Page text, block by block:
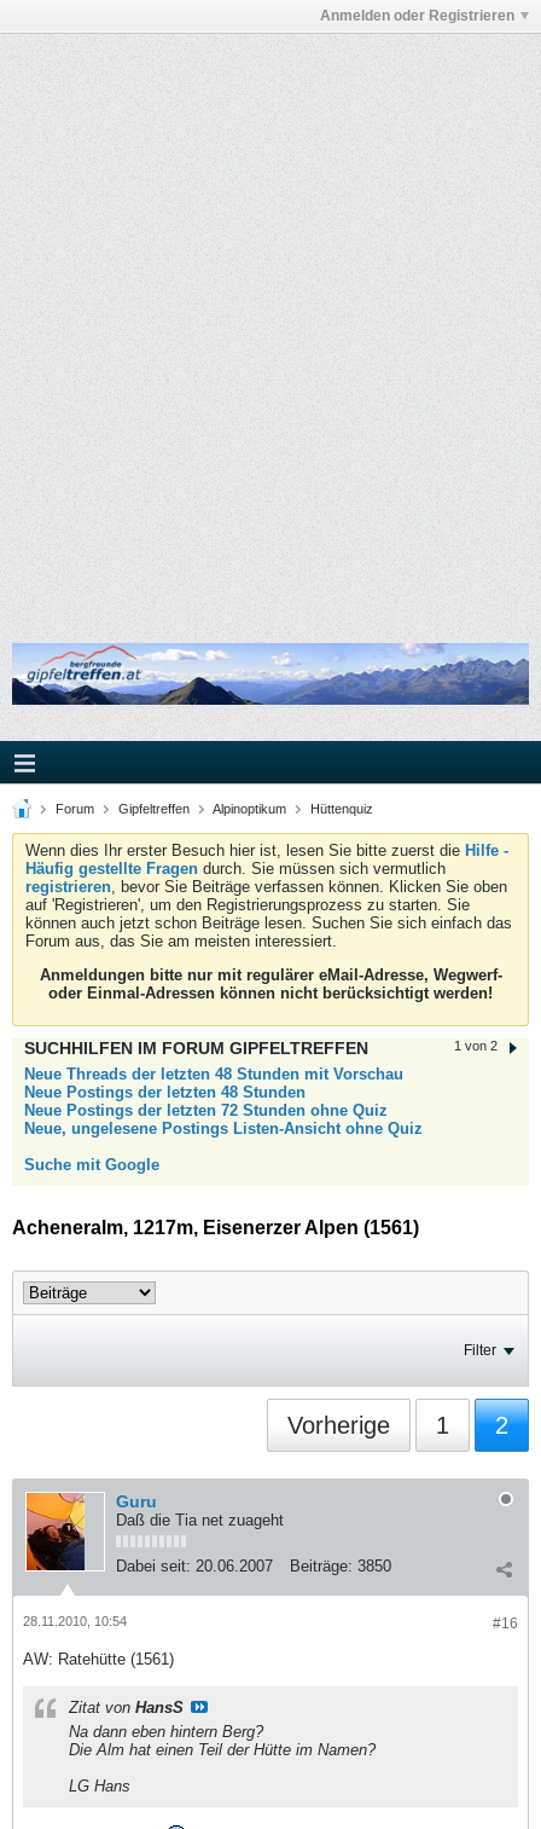
Anmelden oder Registrieren
Forum Gipfeltreffen Alpinoptikum Hüttenquiz
Wenn dies Ihr erster Besuch hier ist, lesen Sie bitte zuerst die Hilfe -
Häufig gestellte Fragen durch. Sie müssen sich vermutlich
registrieren, bevor Sie Beiträge verfassen können. Klicken Sie oben
auf 'Registrieren', um den Registrierungsprozess zu starten. Sie
können auch jetzt schon Beiträge lesen. Suchen Sie sich einfach das
Forum aus, das Sie am meisten interessiert.
Anmeldungen bitte nur mit regulärer eMail-Adresse, Wegwerf-
oder Einmal-Adressen können nicht berücksichtigt werden!
1 von 2
SUCHHILFEN IM FORUM GIPFELTREFFEN
Neue Threads der letzten 48 Stunden mit Vorschau
Neue Postings der letzten 48 Stunden
Neue Postings der letzten 72 Stunden ohne Quiz
Neue, ungelesene Postings Listen-Ansicht ohne Quiz
Suche mit Google
Acheneralm, 1217m, Eisenerzer Alpen (1561)
Filter
Vorherige 1 2
Guru
Daß die Tia net zuageht
Dabei seit: 20.06.2007 Beiträge: 3850
#16
28.11.2010, 10:54
AW: Ratehütte (1561)
Zitat von HansS
Na dann eben hintern Berg?
Die Alm hat einen Teil der Hütte im Namen?
LG Hans